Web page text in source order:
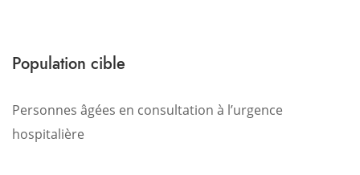
Population cible
Personnes âgées en consultation à l’urgence
hospitalière